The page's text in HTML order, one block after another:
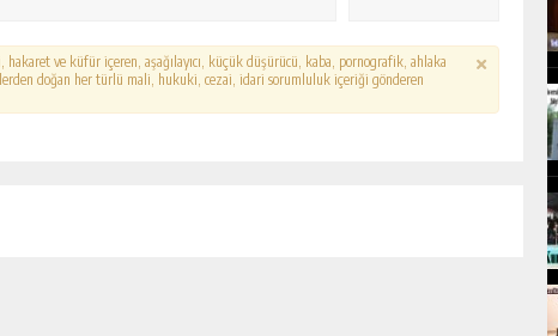
hakaret ve küfür içeren, aşağılayıcı, küçük düşürücü, kaba, pornografik, ahlaka
doğan her türlü mali, hukuki, cezai, idari sorumluluk içeriği gönderen